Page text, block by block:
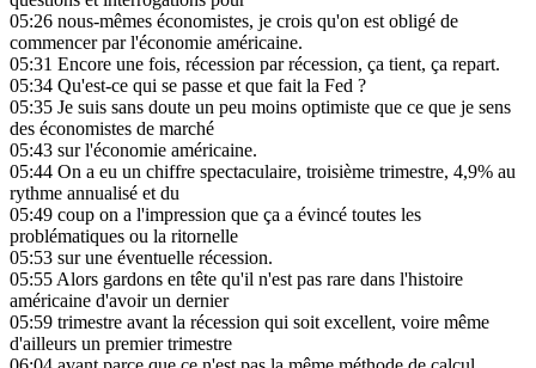
05:26 nous-mêmes économistes, je crois qu'on est obligé de
commencer par l'économie américaine.
05:31 Encore une fois, récession par récession, ça tient, ça repart.
05:34 Qu'est-ce qui se passe et que fait la Fed ?
05:35 Je suis sans doute un peu moins optimiste que ce que je sens
des économistes de marché
05:43 sur l'économie américaine.
05:44 On a eu un chiffre spectaculaire, troisième trimestre, 4,9% au
rythme annualisé et du
05:49 coup on a l'impression que ça a évincé toutes les
problématiques ou la ritornelle
05:53 sur une éventuelle récession.
05:55Alors gardons en tête qu'il n'est pas rare dans l'histoire
américaine d'avoir un dernier
05:59 trimestre avant la récession qui soit excellent, voire même
d'ailleurs un premier trimestre